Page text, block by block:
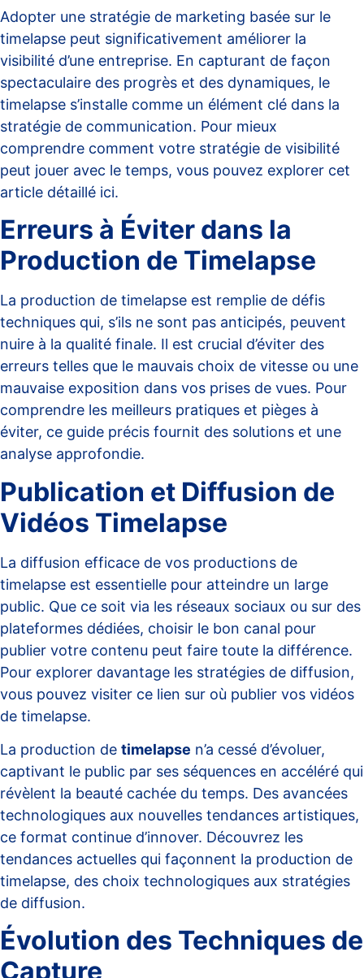
Adopter une stratégie de marketing basée sur le
timelapse peut significativement améliorer la
visibilité d’une entreprise. En capturant de façon
spectaculaire des progrès et des dynamiques, le
timelapse s’installe comme un élément clé dans la
stratégie de communication. Pour mieux
comprendre comment votre stratégie de visibilité
peut jouer avec le temps, vous pouvez explorer cet
article détaillé ici.
Erreurs à Éviter dans la
Production de Timelapse
La production de timelapse est remplie de défis
techniques qui, s’ils ne sont pas anticipés, peuvent
nuire à la qualité finale. Il est crucial d’éviter des
erreurs telles que le mauvais choix de vitesse ou une
mauvaise exposition dans vos prises de vues. Pour
comprendre les meilleurs pratiques et pièges à
éviter, ce guide précis fournit des solutions et une
analyse approfondie.
Publication et Diffusion de
Vidéos Timelapse
La diffusion efficace de vos productions de
timelapse est essentielle pour atteindre un large
public. Que ce soit via les réseaux sociaux ou sur des
plateformes dédiées, choisir le bon canal pour
publier votre contenu peut faire toute la différence.
Pour explorer davantage les stratégies de diffusion,
vous pouvez visiter ce lien sur où publier vos vidéos
de timelapse.
La production de timelapse n’a cessé d’évoluer,
captivant le public par ses séquences en accéléré qui
révèlent la beauté cachée du temps. Des avancées
technologiques aux nouvelles tendances artistiques,
ce format continue d’innover. Découvrez les
tendances actuelles qui façonnent la production de
timelapse, des choix technologiques aux stratégies
de diffusion.
Évolution des Techniques de
Capture